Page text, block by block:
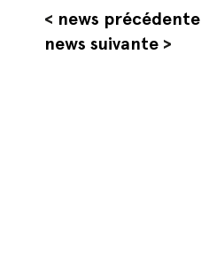
< news précédente
news suivante >